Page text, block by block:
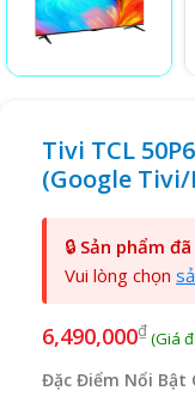
Tivi TCL
(Google Tivi/
🔒 Sản phẩm
Vui lòng chọn
6,490,000₫
Đặc Điểm Nổi Bật